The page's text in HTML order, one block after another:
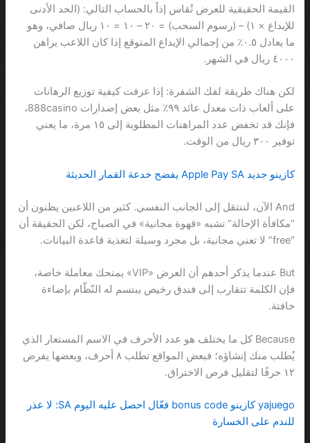
القيمة الحقيقية للعرض تُقاس إذاً بالحساب التالي: (الحد الأدنى
للإيداع × ١) – (رسوم السحب) = ٢٠ – ١٠ = ١٠ ريال صافي، وهو
ما يعادل ٠.٥٪ من إجمالي الإيداع المتوقع إذا كان اللاعب يراهن
٤٠٠٠ ريال في الشهر.
لكن هناك طريقة لفك الشفرة: إذا عرفت كيفية توزيع الرهانات
على ألعاب ذات معدل عائد ٩٩٪ مثل بعض إصدارات 888casino،
فإنك قد تخفض عدد المراهنات المطلوبة إلى ١٥ مرة، ما يعني
توفير ٣٠٠ ريال من الوقت.
كازينو جديد Apple Pay SA يفضح خدعة القمار الحديثة
And الآن، لننتقل إلى الجانب النفسي. كثير من اللاعبين يظنون أن
“مكافأة الإحالة” تشبه «قهوة مجانية» في الصباح، لكن الحقيقة أن
“free” لا تعني مجانية، بل مجرد وسيلة لتغذية قاعدة البيانات.
But عندما يذكر أحدهم أن العرض «VIP» يمنحك معاملة خاصة،
فإن الكلمة تتقارب إلى فندق رخيص يبتسم له النّظّام بإضاءة
خافتة.
Because كل ما يختلف هو عدد الأحرف في الاسم المستعار الذي
يُطلب منك إنشاؤه؛ فبعض المواقع تطلب ٨ أحرف، وبعضها يفرض
١٢ حرفًا لتقليل فرص الاختراق.
yajuego كازينو bonus code فعّال احصل عليه اليوم SA: لا عذر
للندم على الخسارة